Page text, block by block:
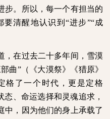
步。所以，每一个有担当的
清醒地认识到“进步”“成
，在过去二十多年间，雪漠
曲”（《大漠祭》《猎原》
格了一个时代，更是定格
态、命运选择和灵魂追求，
中，因为他们的身上承载了